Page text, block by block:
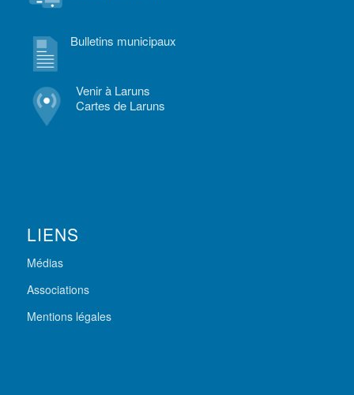
Bulletins municipaux
Venir à Laruns
Cartes de Laruns
LIENS
Médias
Associations
Mentions légales